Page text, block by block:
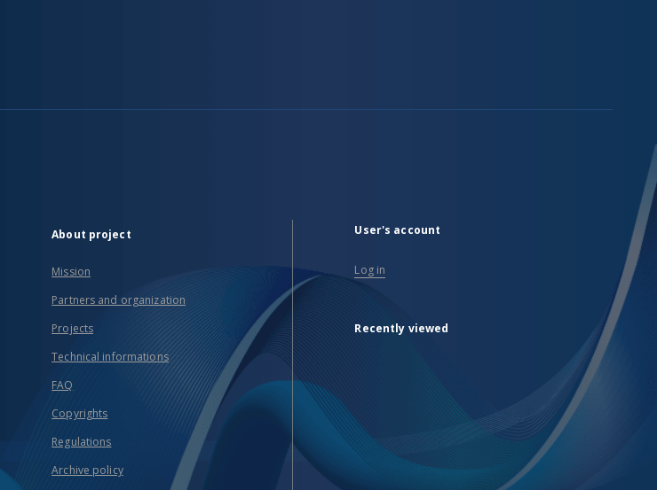
About project
Mission
Partners and organization
Projects
Technical informations
FAQ
Copyrights
Regulations
Archive policy
User's account
Log in
Recently viewed